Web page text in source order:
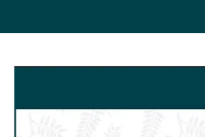
Tratamiento
Post